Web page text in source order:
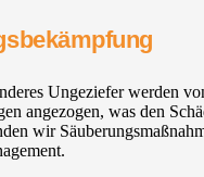
Ungeziefer werden
angezogen, was den
wir